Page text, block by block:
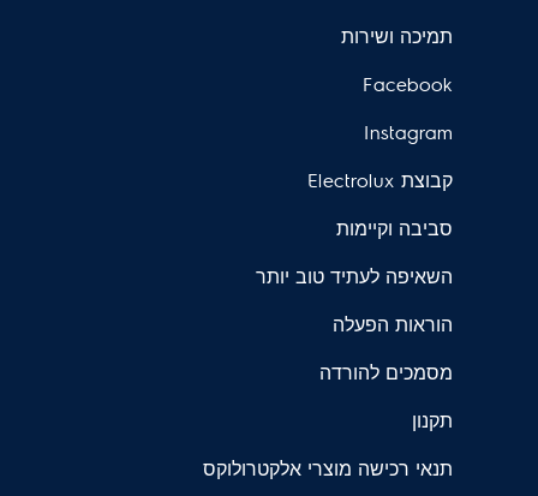
תמיכה ושירות
Facebook
Instagram
קבוצת Electrolux
סביבה וקיימות
השאיפה לעתיד טוב יותר
הוראות הפעלה
מסמכים להורדה
תקנון
תנאי רכישה מוצרי אלקטרולוקס